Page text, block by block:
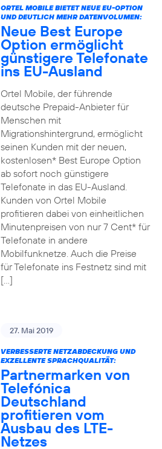
ORTEL MOBILE BIETET NEUE EU-OPTION
UND DEUTLICH MEHR DATENVOLUMEN:
Neue Best Europe
Option ermöglicht
günstigere Telefonate
ins EU-Ausland
Ortel Mobile, der führende
deutsche Prepaid-Anbieter für
Menschen mit
Migrationshintergrund, ermöglicht
seinen Kunden mit der neuen,
kostenlosen* Best Europe Option
ab sofort noch günstigere
Telefonate in das EU-Ausland.
Kunden von Ortel Mobile
profitieren dabei von einheitlichen
Minutenpreisen von nur 7 Cent* für
Telefonate in andere
Mobilfunknetze. Auch die Preise
für Telefonate ins Festnetz sind mit
[…]
27. Mai 2019
VERBESSERTE NETZABDECKUNG UND
EXZELLENTE SPRACHQUALITÄT:
Partnermarken von
Telefónica
Deutschland
profitieren vom
Ausbau des LTE-
Netzes